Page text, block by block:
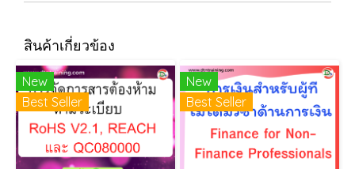
สินค้าเกี่ยวข้อง
New
Best Seller
New
Best Seller